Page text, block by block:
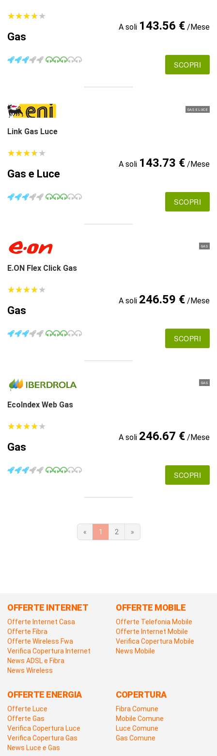
★★★★★
★★★★★
Gas
A soli 143.56 €/Mese
SCOPRI
GAS E LUCE
Link Gas Luce
★★★★★
★★★★★
Gas e Luce
A soli 143.73 €/Mese
SCOPRI
GAS
E.ON Flex Click Gas
★★★★★
★★★★★
Gas
A soli 246.59 €/Mese
SCOPRI
GAS
EcoIndex Web Gas
★★★★★
★★★★★
Gas
A soli 246.67 €/Mese
SCOPRI
« 1 2 »
OFFERTE INTERNET
Offerte Internet Casa
Offerte Fibra
Offerte Wireless Fwa
Verifica Copertura Internet
News ADSL e Fibra
News Wireless
OFFERTE MOBILE
Offerte Telefonia Mobile
Offerte Internet Mobile
Verifica Copertura Mobile
News Mobile
OFFERTE ENERGIA
Offerte Luce
Offerte Gas
Verifica Copertura Luce
Verifica Copertura Gas
News Luce e Gas
COPERTURA
Fibra Comune
Mobile Comune
Luce Comune
Gas Comune